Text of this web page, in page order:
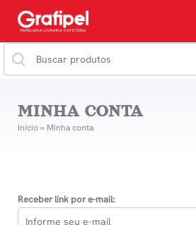
MINHA CONTA
Início» Minha conta
Receber link por e-mail: